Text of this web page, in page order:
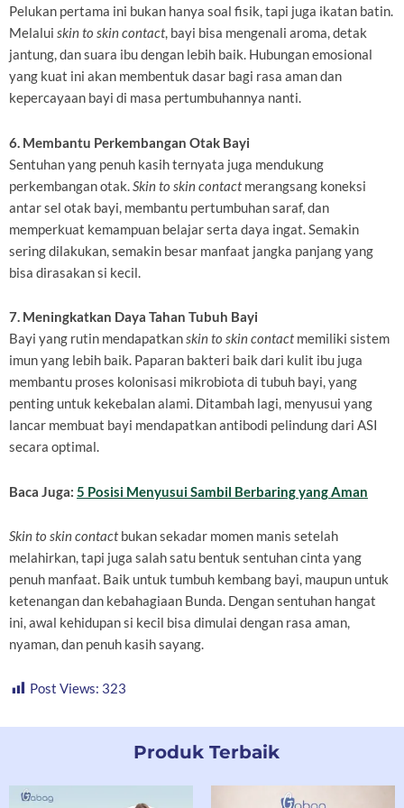
Pelukan pertama ini bukan hanya soal fisik, tapi juga ikatan batin.
Melalui skin to skin contact, bayi bisa mengenali aroma, detak
jantung, dan suara ibu dengan lebih baik. Hubungan emosional
yang kuat ini akan membentuk dasar bagi rasa aman dan
kepercayaan bayi di masa pertumbuhannya nanti.
6. Membantu Perkembangan Otak Bayi
Sentuhan yang penuh kasih ternyata juga mendukung
perkembangan otak.Skin to skin contactmerangsang koneksi
antar sel otak bayi, membantu pertumbuhan saraf, dan
memperkuat kemampuan belajar serta daya ingat. Semakin
sering dilakukan, semakin besar manfaat jangka panjang yang
bisa dirasakan si kecil.
7. Meningkatkan Daya Tahan Tubuh Bayi
Bayi yang rutin mendapatkanskin to skin contactmemiliki sistem
imun yang lebih baik. Paparan bakteri baik dari kulit ibu juga
membantu proses kolonisasi mikrobiota di tubuh bayi, yang
penting untuk kekebalan alami. Ditambah lagi, menyusui yang
lancar membuat bayi mendapatkan antibodi pelindung dari ASI
secara optimal.
Baca Juga: 5 Posisi Menyusui Sambil Berbaring yang Aman
Skin to skin contactbukan sekadar momen manis setelah
melahirkan, tapi juga salah satu bentuk sentuhan cinta yang
penuh manfaat. Baik untuk tumbuh kembang bayi, maupun untuk
ketenangan dan kebahagiaan Bunda. Dengan sentuhan hangat
ini, awal kehidupan si kecil bisa dimulai dengan rasa aman,
nyaman, dan penuh kasih sayang.
Post Views: 323
Produk Terbaik